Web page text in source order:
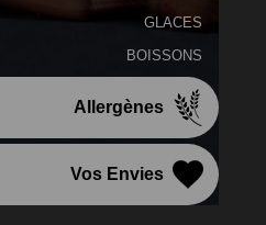
GLACES
BOISSONS
Allergènes
Vos Envies